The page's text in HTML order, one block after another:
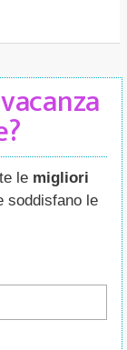
le migliori
soddisfano le